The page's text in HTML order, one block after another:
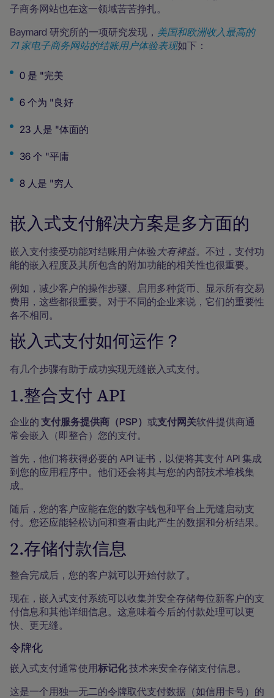
子商务网站也在这一领域苦苦挣扎。
Baymard 研究所的一项研究发现， 美国和欧洲收入最高的
71 家电子商务网站的结账用户体验表现如下：
0 是 "完美
6 个为 "良好
23 人是 "体面的
36 个 "平庸
8 人是 "穷人
嵌入式支付解决方案是多方面的
嵌入支付接受功能对结账用户体验 大有裨益。不过，支付功
能的嵌入程度及其所包含的附加功能的相关性也很重要。
例如，减少客户的操作步骤、启用多种货币、显示所有交易
费用，这些都很重要。对于不同的企业来说，它们的重要性
各不相同。
嵌入式支付如何运作？
有几个步骤有助于成功实现无缝嵌入式支付。
1.整合支付 API
企业的 支付服务提供商（PSP） 或支付网关软件提供商通
常会嵌入（即整合）您的支付。
首先，他们将获得必要的 API 证书，以便将其支付 API 集成
到您的应用程序中。他们还会将其与您的内部技术堆栈集
成。
随后，您的客户应能在您的数字钱包和平台上无缝启动支
付。您还应能轻松访问和查看由此产生的数据和分析结果。
2.存储付款信息
整合完成后，您的客户就可以开始付款了。
现在，嵌入式支付系统可以收集并安全存储每位新客户的支
付信息和其他详细信息。这意味着今后的付款处理可以更
快、更无缝。
令牌化
嵌入式支付通常使用标记化技术来安全存储支付信息。
这是一个用独一无二的令牌取代支付数据（如信用卡号）的